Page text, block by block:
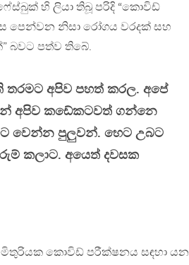
හි ලියා තිබූ පරිදි “කොවිඩ්
නිසා රෝගය වරදක් සහ
බවට පත්ව තිබේ.
තරමට අපිව පහත් කරල. අපේ
අපිව කඩේකටවත් ගන්නෙ
වෙන්න පුලුවන්. හෙට උබට
කලාට. අයෙත් දවසක
කොවිඩ් පරීක්ෂනය සඳහා යන